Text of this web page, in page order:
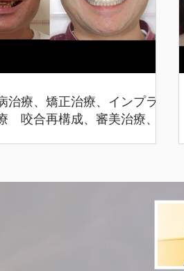
治療、矯正治療、インプラン
咬合再構成、審美治療、咬